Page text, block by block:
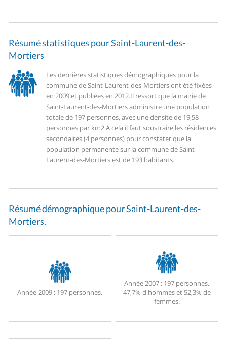
Résumé statistiques pour Saint-Laurent-des-
Mortiers
Les dernières statistiques démographiques pour la
commune de Saint-Laurent-des-Mortiers ont été fixées
en 2009 et publiées en 2012.Il ressort que la mairie de
Saint-Laurent-des-Mortiers administre une population
totale de 197 personnes, avec une densite de 19,58
personnes par km2.A cela il faut soustraire les résidences
secondaires (4 personnes) pour constater que la
population permanente sur la commune de Saint-
Laurent-des-Mortiers est de 193 habitants.
Résumé démographique pour Saint-Laurent-des-
Mortiers.
Année 2009 : 197 personnes.
Année 2007 : 197 personnes.
47,7% d'hommes et 52,3% de
femmes.